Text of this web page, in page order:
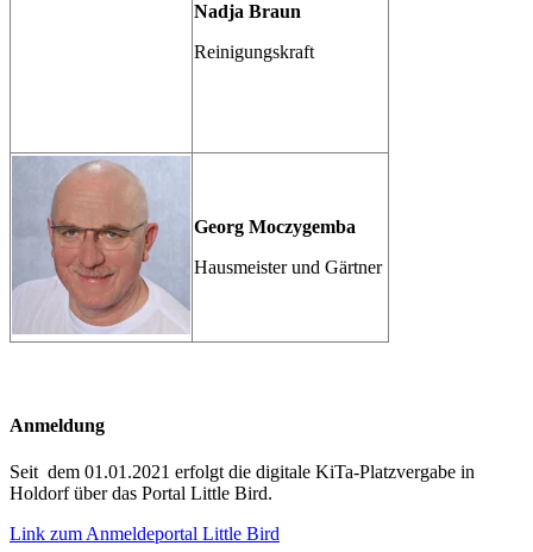
Nadja Braun
Reinigungskraft
Georg Moczygemba
Hausmeister und Gärtner
Anmeldung
Seit dem 01.01.2021 erfolgt die digitale KiTa-Platzvergabe in
Holdorf über das Portal Little Bird.
Link zum Anmeldeportal Little Bird